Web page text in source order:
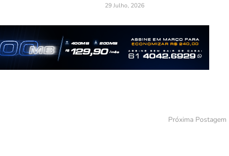
29 Julho, 2026
Próxima Postagem